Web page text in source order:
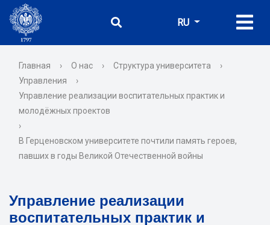
RU
Главная › О нас › Структура университета
›
Управления
›
Управление реализации воспитательных практик и
молодёжных проектов
›
В Герценовском университете почтили память героев,
павших в годы Великой Отечественной войны
Управление реализации
воспитательных практик и